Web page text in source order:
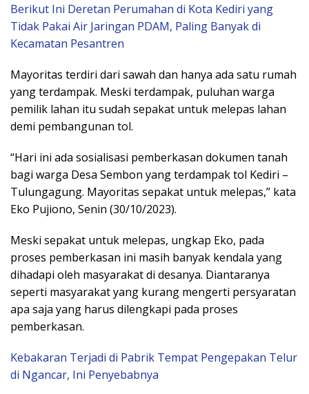
Berikut Ini Deretan Perumahan di Kota Kediri yang
Tidak Pakai Air Jaringan PDAM, Paling Banyak di
Kecamatan Pesantren
Mayoritas terdiri dari sawah dan hanya ada satu rumah
yang terdampak. Meski terdampak, puluhan warga
pemilik lahan itu sudah sepakat untuk melepas lahan
demi pembangunan tol.
“Hari ini ada sosialisasi pemberkasan dokumen tanah
bagi warga Desa Sembon yang terdampak tol Kediri –
Tulungagung. Mayoritas sepakat untuk melepas,” kata
Eko Pujiono, Senin (30/10/2023).
Meski sepakat untuk melepas, ungkap Eko, pada
proses pemberkasan ini masih banyak kendala yang
dihadapi oleh masyarakat di desanya. Diantaranya
seperti masyarakat yang kurang mengerti persyaratan
apa saja yang harus dilengkapi pada proses
pemberkasan.
Kebakaran Terjadi di Pabrik Tempat Pengepakan Telur
di Ngancar, Ini Penyebabnya